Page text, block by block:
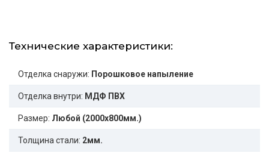
Технические характеристики:
Отделка снаружи: Порошковое напыление
Отделка внутри: МДФ ПВХ
Размер: Любой (2000x800мм.)
Толщина стали: 2мм.